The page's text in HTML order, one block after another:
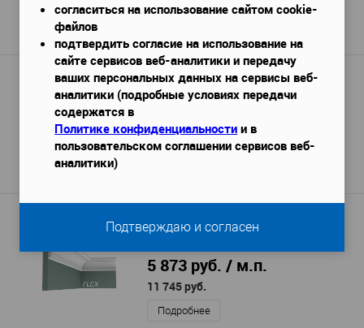
1 950 руб.
Карниз Hi Wood A101
Габариты (ДхШхВ) 2000x62x102 мм
1 400 руб. / м.п.
2 800 руб.
5 873 руб. / м.п.
11 745 руб.
Подробнее
согласиться на использование сайтом cookie-
файлов
подтвердить согласие на использование на
сайте сервисов веб-аналитики и передачу
ваших персональных данных на сервисы веб-
аналитики (подробные условиях передачи
содержатся в
Политике конфиденциальности и в
пользовательском соглашении сервисов веб-
аналитики)
Подтверждаю и согласен